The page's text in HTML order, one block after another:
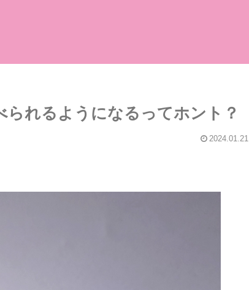
れるようになるってホント？
2024.01.21